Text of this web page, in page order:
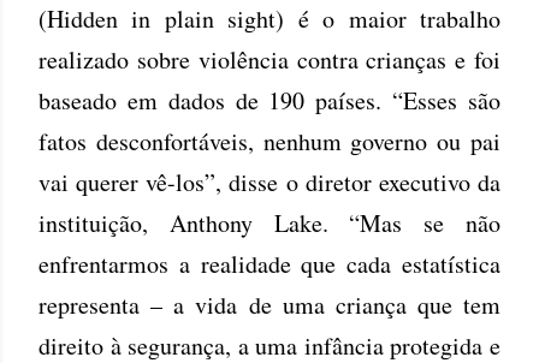
(Hidden in plain sight) é o maior trabalho
realizado sobre violência contra crianças e foi
baseado em dados de 190 países. “Esses são
fatos desconfortáveis, nenhum governo ou pai
vai querer vê-los”, disse o diretor executivo da
instituição, Anthony Lake. “Mas se não
enfrentarmos a realidade que cada estatística
representa – a vida de uma criança que tem
direito à segurança, a uma infância protegida e